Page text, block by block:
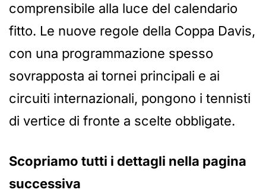
comprensibile alla luce del calendario
fitto. Le nuove regole della Coppa Davis,
con una programmazione spesso
sovrapposta ai tornei principali e ai
circuiti internazionali, pongono i tennisti
di vertice di fronte a scelte obbligate.
Scopriamo tutti i dettagli nella pagina
successiva